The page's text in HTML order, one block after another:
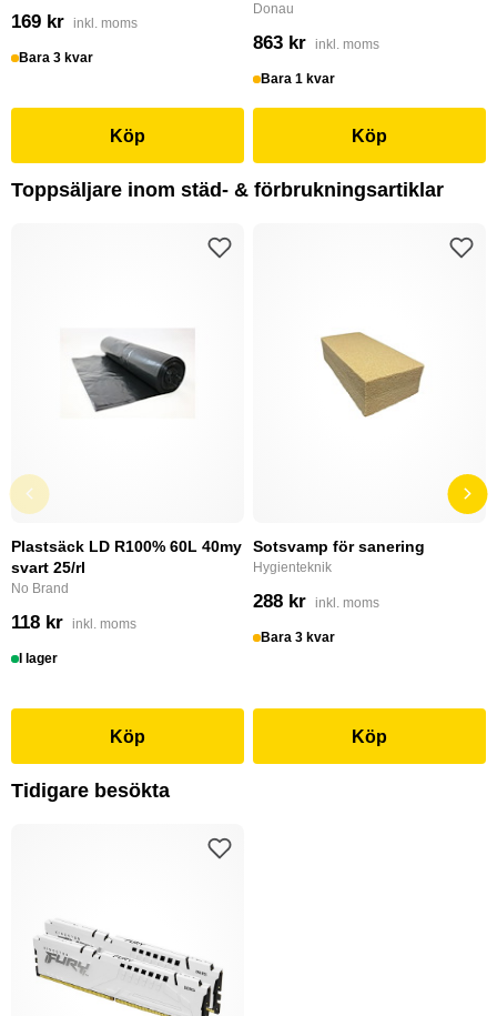
169 kr inkl. moms
Bara 3 kvar
Köp
Donau
863 kr inkl. moms
Bara 1 kvar
Köp
Toppsäljare inom städ- & förbrukningsartiklar
Plastsäck LD R100% 60L 40my
svart 25/rl
No Brand
118 kr inkl. moms
I lager
Köp
Sotsvamp för sanering
Hygienteknik
288 kr inkl. moms
Bara 3 kvar
Köp
Tidigare besökta